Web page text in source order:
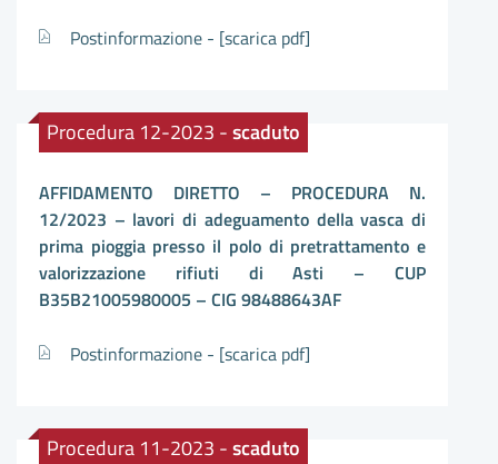
Postinformazione - [scarica pdf]
Procedura 12-2023 -scaduto
AFFIDAMENTO DIRETTO – PROCEDURA N.
12/2023 – lavori di adeguamento della vasca di
prima pioggia presso il polo di pretrattamento e
valorizzazione rifiuti di Asti – CUP
B35B21005980005 – CIG 98488643AF
Postinformazione - [scarica pdf]
Procedura 11-2023 -scaduto